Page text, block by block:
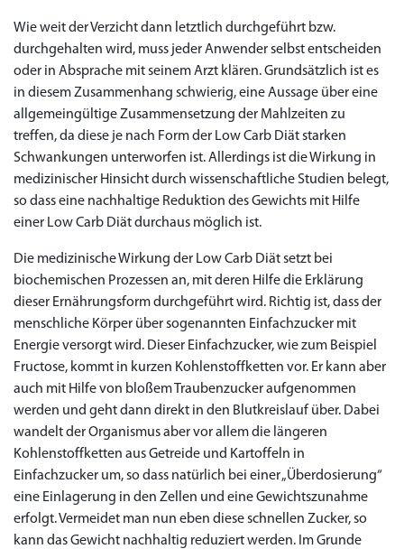
Wie weit der Verzicht dann letztlich durchgeführt bzw.
durchgehalten wird, muss jeder Anwender selbst entscheiden
oder in Absprache mit seinem Arzt klären. Grundsätzlich ist es
in diesem Zusammenhang schwierig, eine Aussage über eine
allgemeingültige Zusammensetzung der Mahlzeiten zu
treffen, da diese je nach Form der Low Carb Diät starken
Schwankungen unterworfen ist. Allerdings ist die Wirkung in
medizinischer Hinsicht durch wissenschaftliche Studien belegt,
so dass eine nachhaltige Reduktion des Gewichts mit Hilfe
einer Low Carb Diät durchaus möglich ist.
Die medizinische Wirkung der Low Carb Diät setzt bei
biochemischen Prozessen an, mit deren Hilfe die Erklärung
dieser Ernährungsform durchgeführt wird. Richtig ist, dass der
menschliche Körper über sogenannten Einfachzucker mit
Energie versorgt wird. Dieser Einfachzucker, wie zum Beispiel
Fructose, kommt in kurzen Kohlenstoffketten vor. Er kann aber
auch mit Hilfe von bloßem Traubenzucker aufgenommen
werden und geht dann direkt in den Blutkreislauf über. Dabei
wandelt der Organismus aber vor allem die längeren
Kohlenstoffketten aus Getreide und Kartoffeln in
Einfachzucker um, so dass natürlich bei einer „Überdosierung“
eine Einlagerung in den Zellen und eine Gewichtszunahme
erfolgt. Vermeidet man nun eben diese schnellen Zucker, so
kann das Gewicht nachhaltig reduziert werden. Im Grunde